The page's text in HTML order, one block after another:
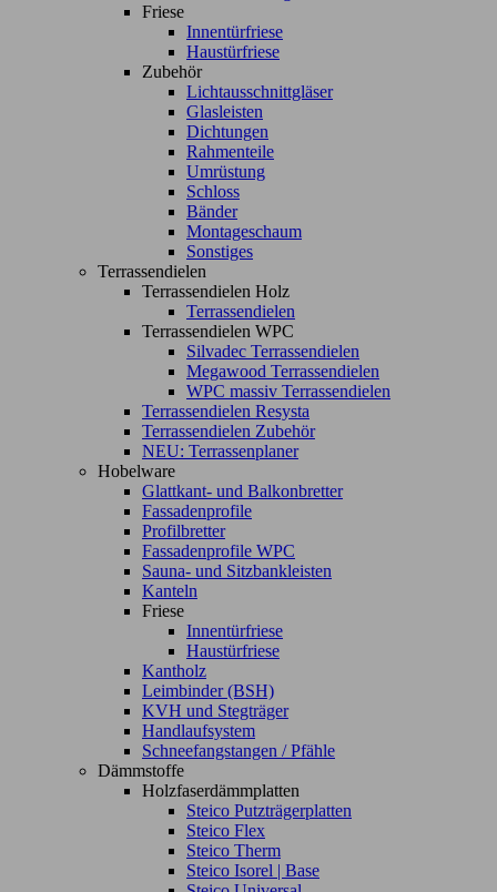
Friese
Innentürfriese
Haustürfriese
Zubehör
Lichtausschnittgläser
Glasleisten
Dichtungen
Rahmenteile
Umrüstung
Schloss
Bänder
Montageschaum
Sonstiges
Terrassendielen
Terrassendielen Holz
Terrassendielen
Terrassendielen WPC
Silvadec Terrassendielen
Megawood Terrassendielen
WPC massiv Terrassendielen
Terrassendielen Resysta
Terrassendielen Zubehör
NEU: Terrassenplaner
Hobelware
Glattkant- und Balkonbretter
Fassadenprofile
Profilbretter
Fassadenprofile WPC
Sauna- und Sitzbankleisten
Kanteln
Friese
Innentürfriese
Haustürfriese
Kantholz
Leimbinder (BSH)
KVH und Stegträger
Handlaufsystem
Schneefangstangen / Pfähle
Dämmstoffe
Holzfaserdämmplatten
Steico Putzträgerplatten
Steico Flex
Steico Therm
Steico Isorel | Base